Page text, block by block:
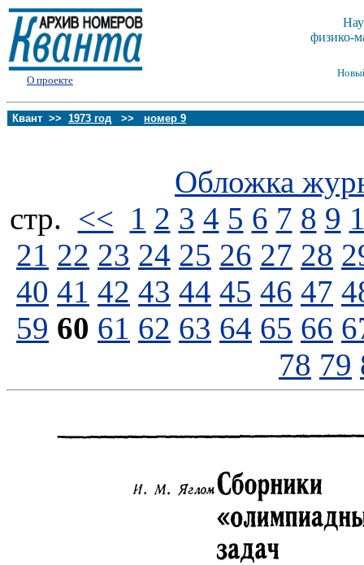
О проекте
физико-
Квант >> 1973 год >> номер 9
Обложка
стp. << 1 2 3 4 5 6 7 8 9
21 22 23 24 25 26 27 28
40 41 42 43 44 45 46 47
59 60 61 62 63 64 65 66
78 79